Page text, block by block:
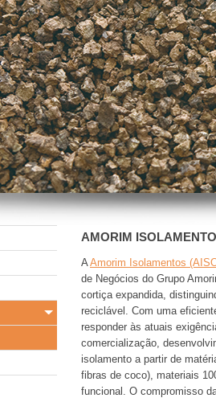
AMORIM
AAmorim Isolamentos
de Negócios do Grupo
cortiça expandida,
reciclável. Com uma
responder às atuais
comercialização,
isolamento a partir de
fibras de coco), materiais
funcional. O compromisso